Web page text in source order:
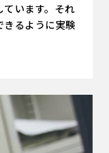
います。それ
きるように実験